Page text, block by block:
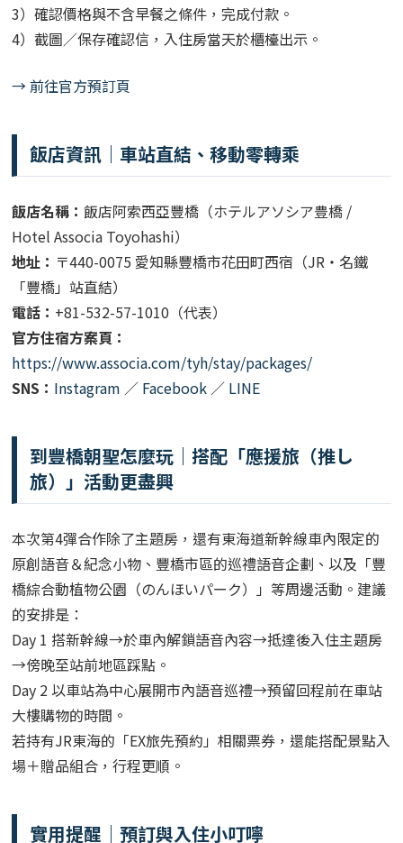
3）確認價格與不含早餐之條件，完成付款。
4）截圖／保存確認信，入住房當天於櫃檯出示。
→ 前往官方預訂頁
飯店資訊｜車站直結、移動零轉乘
飯店名稱：飯店阿索西亞豐橋（ホテルアソシア豊橋 /
Hotel Associa Toyohashi）
地址： 〒440-0075 愛知縣豐橋市花田町西宿（JR・名鐵
「豐橋」站直結）
電話： +81-532-57-1010（代表）
官方住宿方案頁：
https://www.associa.com/tyh/stay/packages/
SNS： Instagram ／ Facebook ／ LINE
到豐橋朝聖怎麼玩｜搭配「應援旅（推し
旅）」活動更盡興
本次第4彈合作除了主題房，還有東海道新幹線車內限定的
原創語音＆紀念小物、豐橋市區的巡禮語音企劃、以及「豐
橋綜合動植物公園（のんほいパーク）」等周邊活動。建議
的安排是：
Day 1 搭新幹線→於車內解鎖語音內容→抵達後入住主題房
→傍晚至站前地區踩點。
Day 2 以車站為中心展開市內語音巡禮→預留回程前在車站
大樓購物的時間。
若持有JR東海的「EX旅先預約」相關票券，還能搭配景點入
場＋贈品組合，行程更順。
實用提醒｜預訂與入住小叮嚀